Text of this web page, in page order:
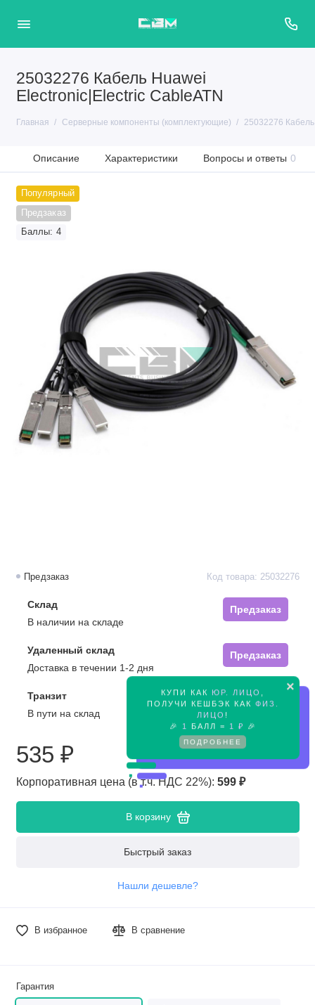
25032276 Кабель Huawei
Electronic|Electric CableATN
Главная Серверные компоненты (комплектующие) 25032276
Описание Характеристики Вопросы и ответы 0
Популярный
Предзаказ
Баллы: 4
×
КУПИ КАК ЮР. ЛИЦО
ПОЛУЧИ КЕШБЭК КАК ФИЗ.
ЛИЦО !
🎉
1 БАЛЛ = 1 ₽ 🎉
ПОДРОБНЕЕ
Предзаказ Код товара: 25032276
Склад
Предзаказ
В наличии на складе
Удаленный склад
Предзаказ
Доставка в течении 1-2 дня
Транзит
Предзаказ
В пути на склад
535 ₽
Корпоративная цена (в т.ч. НДС 22%): 599 ₽
В корзину
Быстрый заказ
Нашли дешевле?
В избранное В сравнение
Гарантия